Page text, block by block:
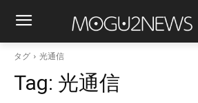
タグ 光通信
Tag: 光通信